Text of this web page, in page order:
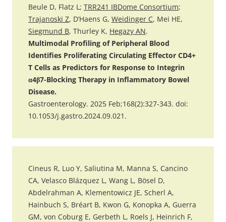
Beule D, Flatz L; TRR241 IBDome Consortium;
Trajanoski Z, D’Haens G, Weidinger C, Mei HE,
Siegmund B, Thurley K, Hegazy AN.
Multimodal Profiling of Peripheral Blood
Identifies Proliferating Circulating Effector CD4+
T Cells as Predictors for Response to Integrin
α4β7-Blocking Therapy in Inflammatory Bowel
Disease.
Gastroenterology. 2025 Feb;168(2):327-343. doi:
10.1053/j.gastro.2024.09.021.
Cineus R, Luo Y, Saliutina M, Manna S, Cancino
CA, Velasco Blázquez L, Wang L, Bösel D,
Abdelrahman A, Klementowicz JE, Scherl A,
Hainbuch S, Bréart B, Kwon G, Konopka A, Guerra
GM, von Coburg E, Gerbeth L, Roels J, Heinrich F,